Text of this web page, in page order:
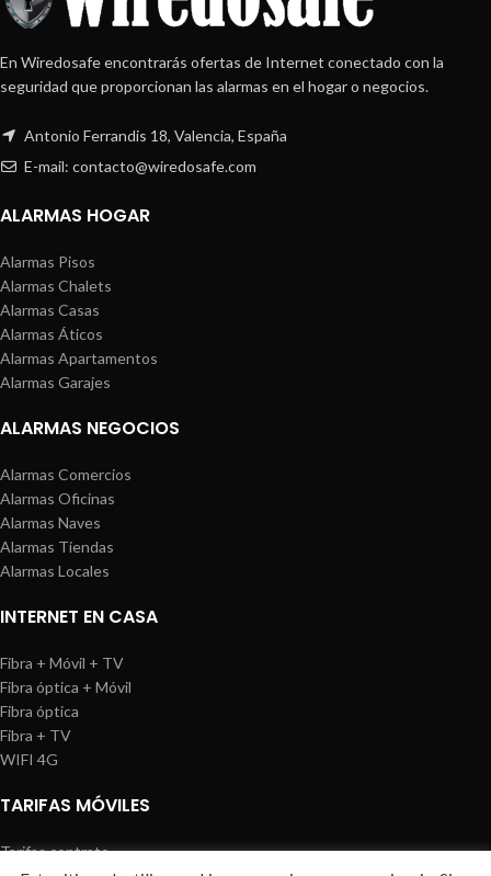
En Wiredosafe encontrarás ofertas de Internet conectado con la
seguridad que proporcionan las alarmas en el hogar o negocios.
Antonio Ferrandis 18, Valencia, España
E-mail: contacto@wiredosafe.com
ALARMAS HOGAR
Alarmas Pisos
Alarmas Chalets
Alarmas Casas
Alarmas Áticos
Alarmas Apartamentos
Alarmas Garajes
ALARMAS NEGOCIOS
Alarmas Comercios
Alarmas Oficinas
Alarmas Naves
Alarmas Tiendas
Alarmas Locales
INTERNET EN CASA
Fibra + Móvil + TV
Fibra óptica + Móvil
Fibra óptica
Fibra + TV
WIFI 4G
TARIFAS MÓVILES
Tarifas contrato